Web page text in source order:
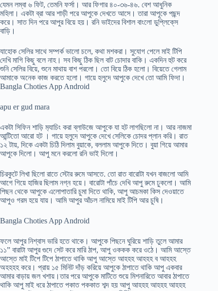
যেমন লম্বা ৬ ফিট, তেমনি ফর্সা। আর ফিগার ৪০-৩৬-৪৬. বেশ আধুনিক
মহিলা। একটা ব্রা আর শাড়ী পরে আপুকে দেখতে আসে। তারা আপুকে পছন্দ
করে। সাত দিন পরে আপুর বিয়ে হয়। রনি ভাইদের বিশাল বাংলো ডুপ্লিকে্স
বাড়ি।
যাহোক সেলির সাথে সম্পর্ক ভালো চলে, কথা মশকরা। সুযোগ পেলে মাই টিপি
দেখি মাগি কিছু বলে নাহ। সব কিছু ঠিক ছিল বাট চোদার বাকি। একদিন হুট করে
শুনি সেলির বিয়ে, শুনে মাথায় বাশ পরলো। তো বিয়ে ঠিক হলো। বিয়েতে গেলাম
আমাকে অনেক কাজ করতে হলো। গায়ে হলুদে আপুকে দেখে তো আমি ফিদা।
Bangla Choties App Android
apu er gud mara
একটা সিফিন শাড়ি ম‍্যাচিং করা ব্লাউজে আপুকে যা হট লাগছিলো না। আর নাজমা
আন্টিতো আরো হট । গায়ে হলুদে আপুকে দেখে সেলিকে চোদর প্লান করি। রাত
১২ টায়, দিকে একটা চিঠি দিলাম বুয়াকে, বললাম আপুকে দিতে। বুয়া গিয়ে আমার
আপুকে দিলো। আপু মনে করলো রনি ভাই দিলো।
চিরকুটে লিখা ছিলো রাতে স্টোর রুমে আসতে. তো রাত বারোটা যখন বাজলো আমি
আগে গিয়ে হাজির ছিলাম নগ্ন হয়ে। বারোটা পাঁচে দেখি আপু রুমে ঢুকলো। আমি
পিছন থেকে আপুকে এলোপাতারি চুমা দিতে থাকি, আপু আচমকা কিস দেওয়াতে
আপুও গরম হয়ে যায়। আমি আপুর আঁচল নামিয়ে মাই টিপি আর চুষি।
Bangla Choties App Android
ফলে আপুর নিশ্বাস ভারি হতে থাকে। আপুকে পিছনে ঘুরিয়ে শাড়ি তুলে আমার
১১” বারাটা আপুর গুদে সেট করে মারি ঠাপ, আপু ওককক করে ওঠে। আমি আস্তে
আস্তে মাই টিপে টিপে ঠাপাতে থাকি আপু আস্তে আহহহ আহহহ ব আহহহ
অহহহহ করে। প্রায় ১৫ মিনিট দাঁড় করিয়ে আপুকে ঠাপাতে থাকি আপু একবার
আমার বাড়ায় জল খশায়।তার পরে আপুকে মাটিতে শুয়ে মিশনারিতে আবার ঠাপাতে
থাকি আপু মাই ধরে ঠাপাতে পকাত পককাত শব্দ হয় আপু আহহহ আহহহ আহহহ